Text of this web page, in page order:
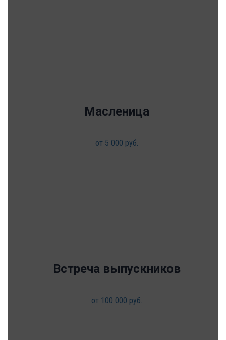
Масленица
от 5 000 руб.
Встреча выпускников
от 100 000 руб.